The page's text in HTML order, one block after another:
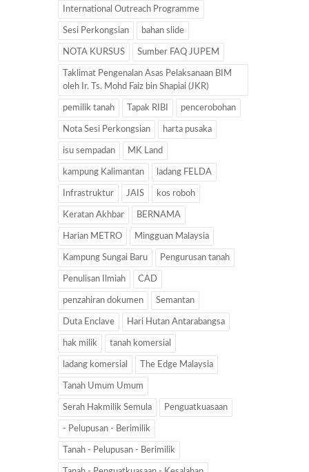
International Outreach Programme
Sesi Perkongsian bahan slide
NOTA KURSUS Sumber FAQ JUPEM
Taklimat Pengenalan Asas Pelaksanaan BIM
oleh Ir. Ts. Mohd Faiz bin Shapiai (JKR)
pemilik tanah Tapak RIBI pencerobohan
Nota Sesi Perkongsian harta pusaka
isu sempadan MK Land
kampung Kalimantan ladang FELDA
Infrastruktur JAIS kos roboh
Keratan Akhbar BERNAMA
Harian METRO Mingguan Malaysia
Kampung Sungai Baru Pengurusan tanah
Penulisan Ilmiah CAD
penzahiran dokumen Semantan
Duta Enclave Hari Hutan Antarabangsa
hak milik tanah komersial
ladang komersial The Edge Malaysia
Tanah Umum Umum
Serah Hakmilik Semula Penguatkuasaan
- Pelupusan - Berimilik
Tanah - Pelupusan - Berimilik